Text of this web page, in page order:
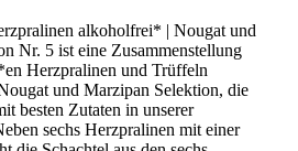
alkoholfrei* | Nougat und
Nr. 5 ist eine Zusammenstellung
Herzpralinen und Trüffeln
und Marzipan Selektion, die
besten Zutaten in unserer
sechs Herzpralinen mit einer